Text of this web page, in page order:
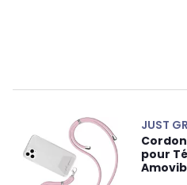
JUST
Cordon
pour